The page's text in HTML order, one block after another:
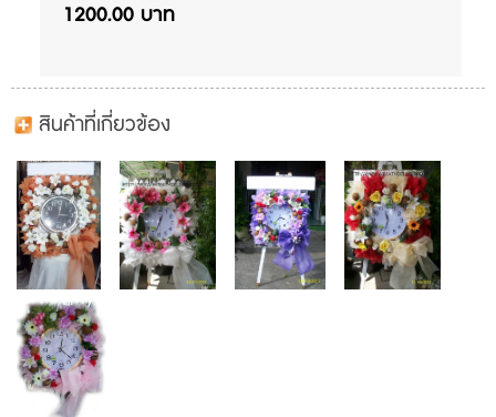
1200.00 บาท
สินค้าที่เกี่ยวข้อง